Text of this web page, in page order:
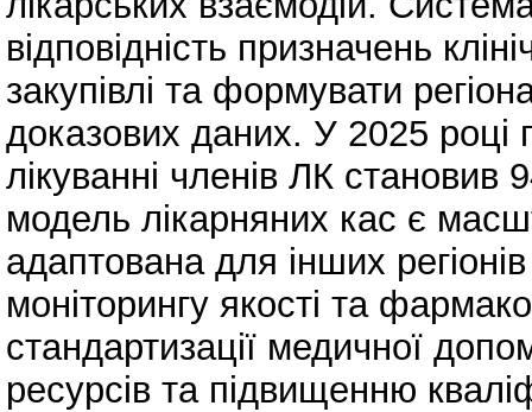
відповідність призначень
закупівлі та формувати
доказових даних. У 2025 році
лікуванні членів ЛК
модель лікарняних кас є
адаптована для інших
моніторингу якості та
стандартизації медичної
ресурсів та підвищенню